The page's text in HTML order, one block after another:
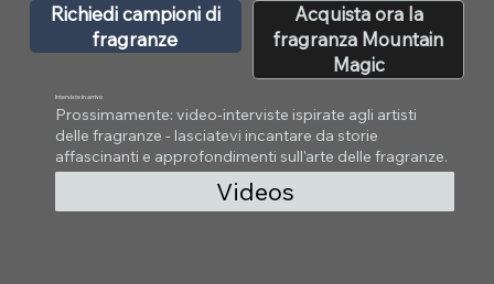
Richiedi campioni di
fragranze
Acquista ora la
fragranza Mountain
Magic
Interviste in arrivo
Prossimamente: video-interviste ispirate agli artisti
delle fragranze - lasciatevi incantare da storie
affascinanti e approfondimenti sull'arte delle fragranze.
Videos